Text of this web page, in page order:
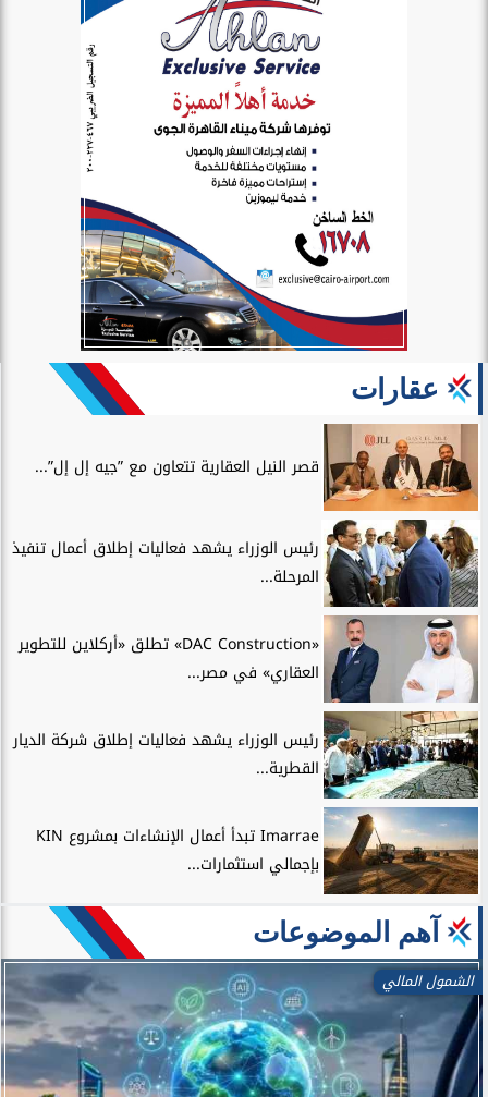
عقارات
قصر النيل العقارية تتعاون مع ”جيه إل إل”...
رئيس الوزراء يشهد فعاليات إطلاق أعمال تنفيذ
المرحلة...
«DAC Construction» تطلق «أركلاين للتطوير
العقاري» في مصر...
رئيس الوزراء يشهد فعاليات إطلاق شركة الديار
القطرية...
Imarrae تبدأ أعمال الإنشاءات بمشروع KIN
بإجمالي استثمارات...
آهم الموضوعات
الشمول المالي